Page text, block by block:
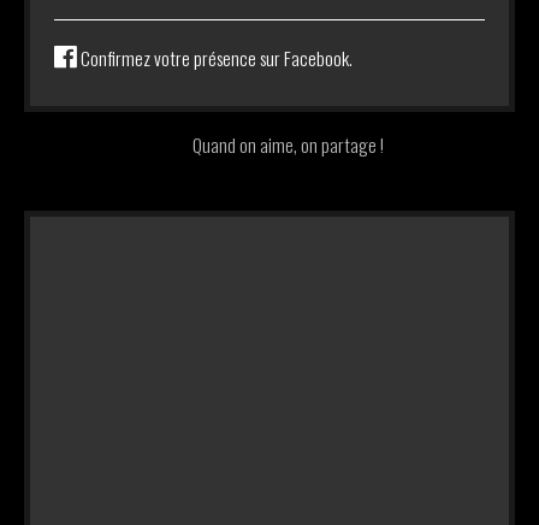
Confirmez votre présence sur Facebook.
Quand on aime, on partage !